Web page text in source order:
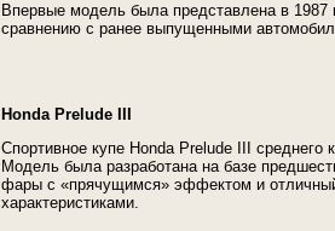
Впервые модель была представлена в 1987
сравнению с ранее выпущенными
Honda Prelude III
Спортивное купе Honda Prelude III среднего
Модель была разработана на базе
фары с «прячущимся» эффектом и
характеристиками.